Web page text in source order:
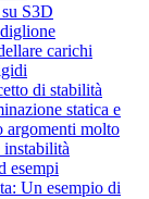
S3D
carichi
di stabilità
statica e
argomenti molto
instabilità
esempi
Un esempio di